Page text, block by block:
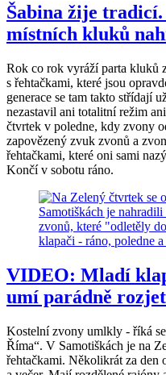
Šabina žije
místních kluků
Rok co rok vyráží parta kluků
s řehtačkami, které jsou
generace se tam takto střídají
nezastavil ani totalitní režim
čtvrtek v poledne, kdy zvony
zapovězený zvuk zvonů a
řehtačkami, které oni sami
Končí v sobotu ráno.
VIDEO: Mladí
umí parádně
Kostelní zvony umlkly - říká
Říma“. V Samotiškách je na
řehtačkami. Několikrát za den